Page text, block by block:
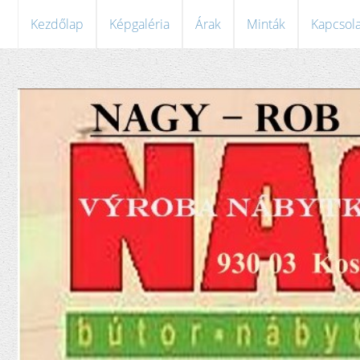
Kezdőlap Képgaléria Árak Minták